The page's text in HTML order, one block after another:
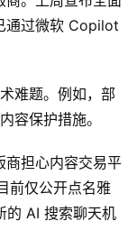
通过微软 Copilot
难题。例如，部
容保护措施。
商担心内容交易平
前仅公开点名雅
的 AI 搜索聊天机